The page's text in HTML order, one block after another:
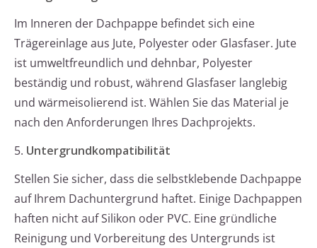
Im Inneren der Dachpappe befindet sich eine
Trägereinlage aus Jute, Polyester oder Glasfaser. Jute
ist umweltfreundlich und dehnbar, Polyester
beständig und robust, während Glasfaser langlebig
und wärmeisolierend ist. Wählen Sie das Material je
nach den Anforderungen Ihres Dachprojekts.
5. Untergrundkompatibilität
Stellen Sie sicher, dass die selbstklebende Dachpappe
auf Ihrem Dachuntergrund haftet. Einige Dachpappen
haften nicht auf Silikon oder PVC. Eine gründliche
Reinigung und Vorbereitung des Untergrunds ist